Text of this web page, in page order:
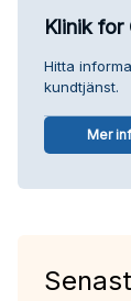
Klinik for
Hitta
kundtjänst.
Mer